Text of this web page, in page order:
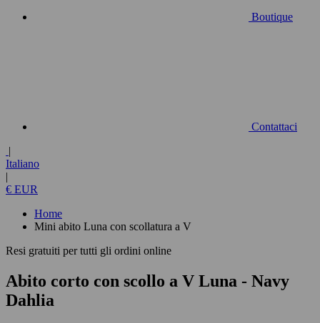
Boutique
Contattaci
|
Italiano
|
€ EUR
Home
Mini abito Luna con scollatura a V
Resi gratuiti per tutti gli ordini online
Abito corto con scollo a V Luna - Navy
Dahlia